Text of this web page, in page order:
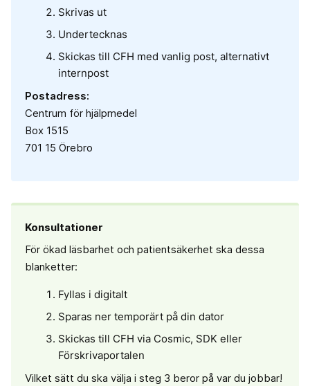
Skrivas ut
Undertecknas
Skickas till CFH med vanlig post, alternativt
internpost
Postadress:
Centrum för hjälpmedel
Box 1515
701 15 Örebro
Konsultationer
För ökad läsbarhet och patientsäkerhet ska dessa
blanketter:
Fyllas i digitalt
Sparas ner temporärt på din dator
Skickas till CFH via Cosmic, SDK eller
Förskrivaportalen
Vilket sätt du ska välja i steg 3 beror på var du jobbar!